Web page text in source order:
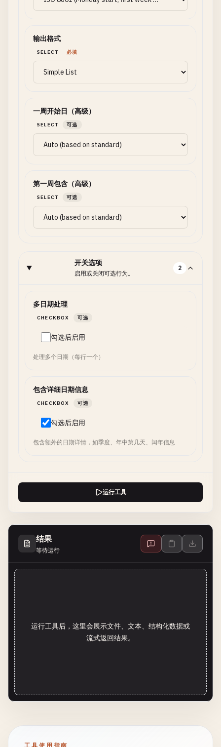
输出格式
SELECT 必填
一周开始日（高级）
SELECT 可选
第一周包含（高级）
SELECT 可选
开关选项
启用或关闭可选行为。
2
多日期处理
CHECKBOX 可选
勾选后启用
处理多个日期（每行一个）
包含详细日期信息
CHECKBOX 可选
勾选后启用
包含额外的日期详情，如季度、年中第几天、闰年信息
运行工具
结果
等待运行
运行工具后，这里会展示文件、文本、结构化数据或
流式返回结果。
工具使用指南